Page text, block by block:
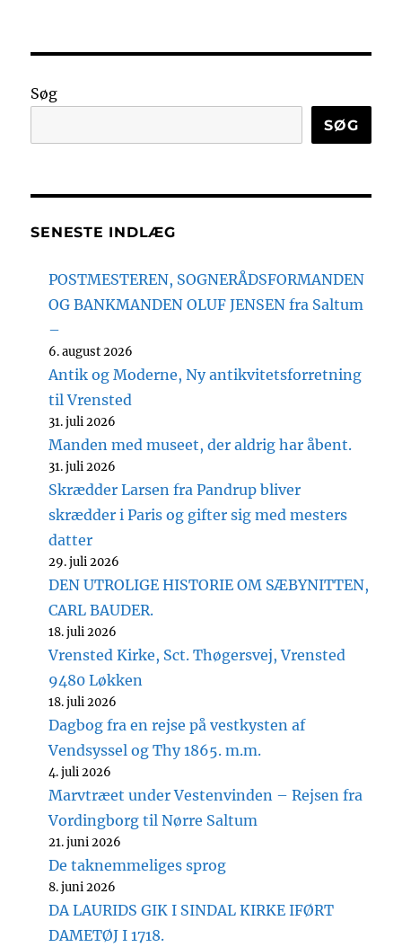
Søg
SØG
SENESTE INDLÆG
POSTMESTEREN, SOGNERÅDSFORMANDEN
OG BANKMANDEN OLUF JENSEN fra Saltum
–
6. august 2026
Antik og Moderne, Ny antikvitetsforretning
til Vrensted
31. juli 2026
Manden med museet, der aldrig har åbent.
31. juli 2026
Skrædder Larsen fra Pandrup bliver
skrædder i Paris og gifter sig med mesters
datter
29. juli 2026
DEN UTROLIGE HISTORIE OM SÆBYNITTEN,
CARL BAUDER.
18. juli 2026
Vrensted Kirke, Sct. Thøgersvej, Vrensted
9480 Løkken
18. juli 2026
Dagbog fra en rejse på vestkysten af
Vendsyssel og Thy 1865. m.m.
4. juli 2026
Marvtræet under Vestenvinden – Rejsen fra
Vordingborg til Nørre Saltum
21. juni 2026
De taknemmeliges sprog
8. juni 2026
DA LAURIDS GIK I SINDAL KIRKE IFØRT
DAMETØJ I 1718.